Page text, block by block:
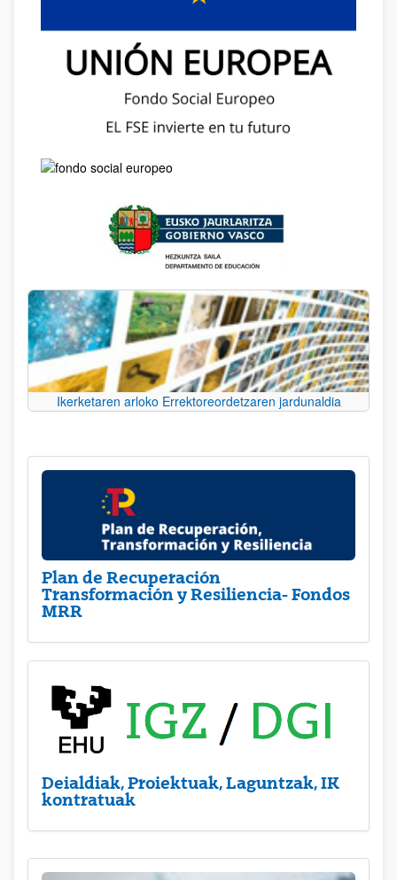
Ikerketaren arloko Errektoreordetzaren jardunaldia
Plan de Recuperación
Transformación y Resiliencia- Fondos
MRR
Deialdiak, Proiektuak, Laguntzak, IK
kontratuak